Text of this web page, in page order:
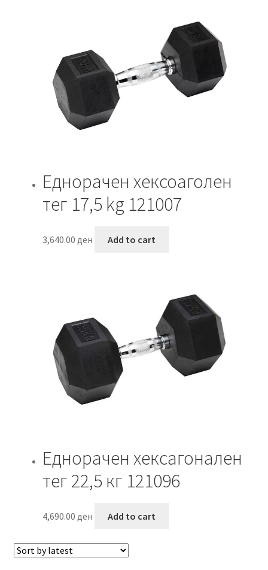
Еднорачен хексоаголен
тег 17,5 kg 121007
3,640.00 ден Add to cart
Еднорачен хексагонален
тег 22,5 кг 121096
4,690.00 ден Add to cart